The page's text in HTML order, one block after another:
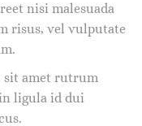
nisi malesuada
risus, vel vulputate
sit amet rutrum
ligula id dui